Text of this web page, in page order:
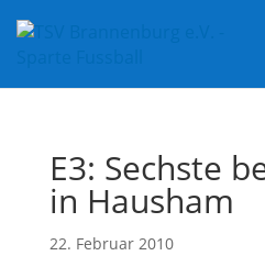
E3: Sechste
in Hausham
22. Februar 2010